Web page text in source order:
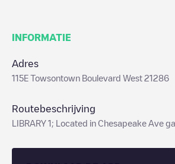
INFORMATIE
Adres
115E Towsontown Boulevard West 21286
Routebeschrijving
LIBRARY 1; Located in Chesapeake Ave